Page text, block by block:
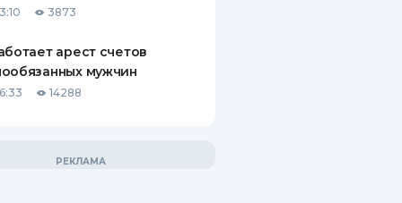
3873
арест счетов
мужчин
14288